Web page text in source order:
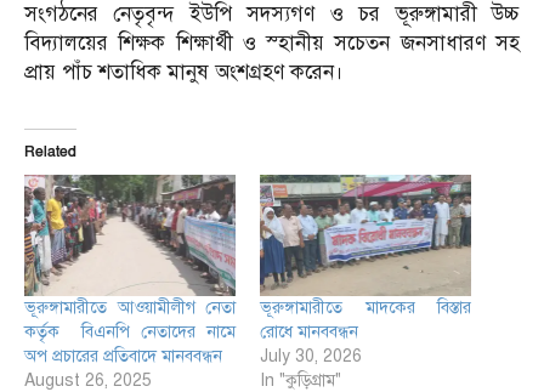
সংগঠনের নেতৃবৃন্দ ইউপি সদস্যগণ ও চর ভূরুঙ্গামারী উচ্চ
বিদ্যালয়ের শিক্ষক শিক্ষার্থী ও স্হানীয় সচেতন জনসাধারণ সহ
প্রায় পাঁচ শতাধিক মানুষ অংশগ্রহণ করেন।
Related
ভূরুঙ্গামারীতে আওয়ামীলীগ নেতা
কর্তৃক বিএনপি নেতাদের নামে
অপ প্রচারের প্রতিবাদে মানববন্ধন
August 26, 2025
ভূরুঙ্গামারীতে মাদকের বিস্তার
রোধে মানববন্ধন
July 30, 2026
In "কুড়িগ্রাম"